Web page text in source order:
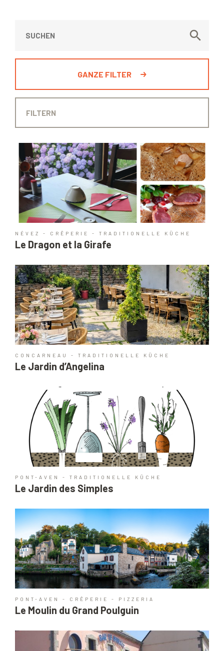
GANZE FILTER
NÉVEZ - CRÊPERIE - TRADITIONELLE KÜCHE
Le Dragon et la Girafe
CONCARNEAU - TRADITIONELLE KÜCHE
Le Jardin d’Angelina
PONT-AVEN - TRADITIONELLE KÜCHE
Le Jardin des Simples
PONT-AVEN - CRÊPERIE - PIZZERIA
Le Moulin du Grand Poulguin